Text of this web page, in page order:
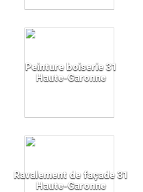
Peinture boiserie 31
Haute-Garonne
Ravalement de façade 31
Haute-Garonne